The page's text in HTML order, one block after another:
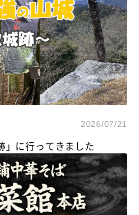
2026/07/21
」に行ってきました